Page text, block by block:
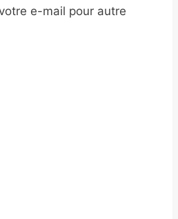
e-mail pour autre